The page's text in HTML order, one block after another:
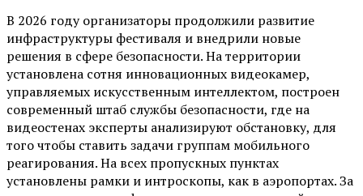
В 2026 году организаторы продолжили развитие
инфраструктуры фестиваля и внедрили новые
решения в сфере безопасности. На территории
установлена сотня инновационных видеокамер,
управляемых искусственным интеллектом, построен
современный штаб службы безопасности, где на
видеостенах эксперты анализируют обстановку, для
того чтобы ставить задачи группам мобильного
реагирования. На всех пропускных пунктах
установлены рамки и интроскопы, как в аэропортах. За